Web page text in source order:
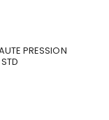
PRESSION